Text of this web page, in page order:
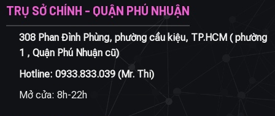
TRỤ SỞ CHÍNH - QUẬN PHÚ NHUẬN
308 Phan Đình Phùng, phường cầu kiệu, TP.HCM ( phường
1 , Quận Phú Nhuận cũ)
Hotline: 0933.833.039(Mr. Thi)
Mở cửa: 8h-22h